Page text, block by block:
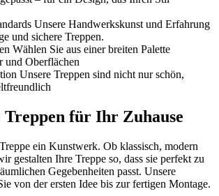
Unsere Handwerkskunst und Erfahrung
und sichere Treppen.
Wählen Sie aus einer breiten Palette
und Oberflächen
Unsere Treppen sind nicht nur schön,
für Ihr Zuhause
ein Kunstwerk. Ob klassisch, modern
gestalten Ihre Treppe so, dass sie perfekt zu
Gegebenheiten passt. Unsere
von der ersten Idee bis zur fertigen Montage.